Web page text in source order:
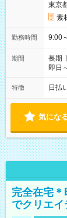
東京
素
勤務時間
期間
長期
即日
特徴 日払
気にな
完全在宅
でクリエ